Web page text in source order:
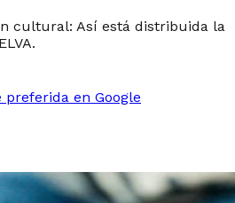
cultural: Así está distribuida la
en Google